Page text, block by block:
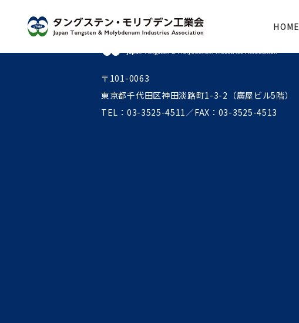
HOME
〒101-0063
東京都千代田区神田淡路町1-3-2（廣屋ビル5階）
TEL：03-3525-4511 ／FAX：03-3525-4513